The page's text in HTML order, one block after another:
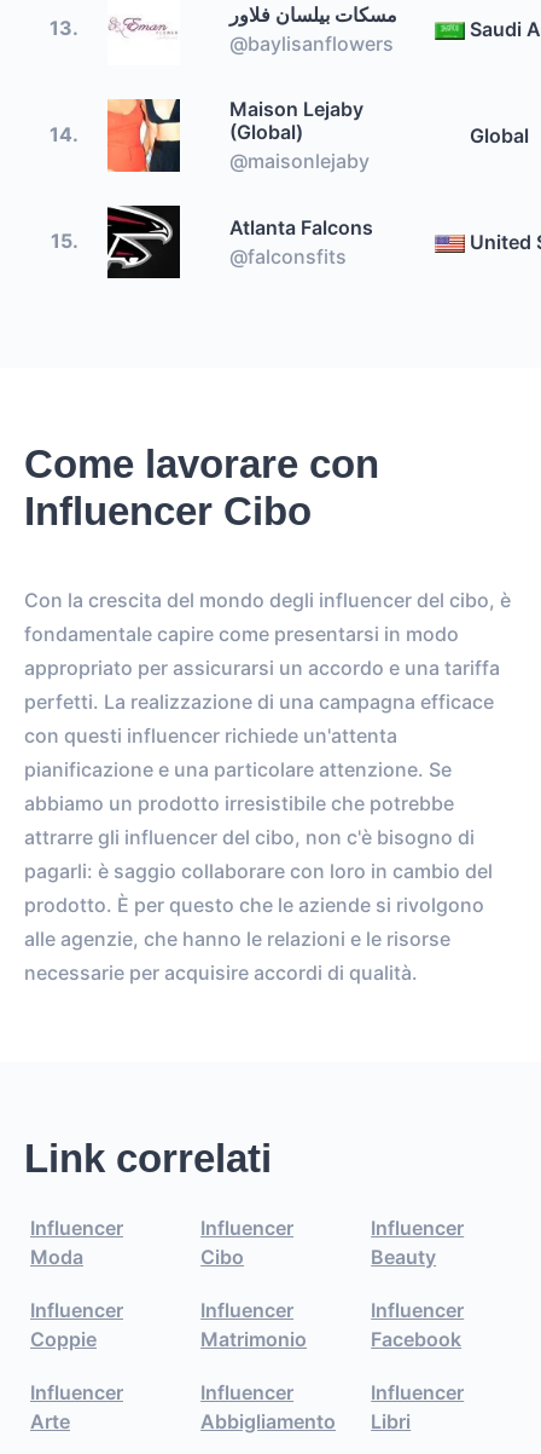
13.
مسكات بيلسان فلاور
@baylisanflowers
Saudi
14.
Maison Lejaby
(Global)
@maisonlejaby
Global
15.
Atlanta Falcons
@falconsfits
United
Come lavorare con
Influencer Cibo
Con la crescita del mondo degli influencer del cibo, è
fondamentale capire come presentarsi in modo
appropriato per assicurarsi un accordo e una tariffa
perfetti. La realizzazione di una campagna efficace
con questi influencer richiede un'attenta
pianificazione e una particolare attenzione. Se
abbiamo un prodotto irresistibile che potrebbe
attrarre gli influencer del cibo, non c'è bisogno di
pagarli: è saggio collaborare con loro in cambio del
prodotto. È per questo che le aziende si rivolgono
alle agenzie, che hanno le relazioni e le risorse
necessarie per acquisire accordi di qualità.
Link correlati
Influencer
Moda
Influencer
Cibo
Influencer
Beauty
Influencer
Coppie
Influencer
Matrimonio
Influencer
Facebook
Influencer
Arte
Influencer
Abbigliamento
Influencer
Libri